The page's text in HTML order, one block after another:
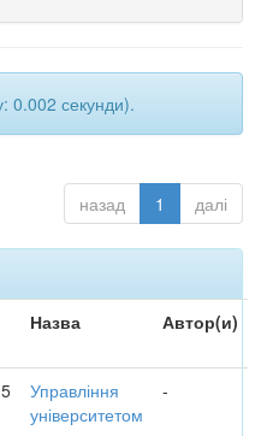
0.002 секунди).
назад 1 далі
Назва Автор(и)
Управління
університетом
-